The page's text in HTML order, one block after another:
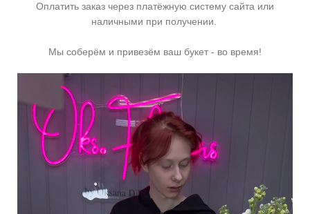
Оплатить заказ через платёжную систему сайта или
наличными при получении.
Мы соберём и привезём ваш букет - во время!